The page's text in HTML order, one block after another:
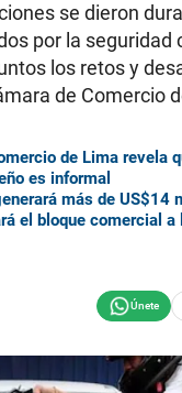
se dieron
por la seguridad
los retos y
de Comercio
de Lima revela
es informal
más de US$14
el bloque comercial a